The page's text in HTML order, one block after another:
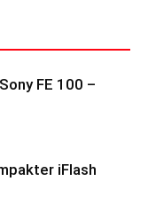
FE 100 –
iFlash